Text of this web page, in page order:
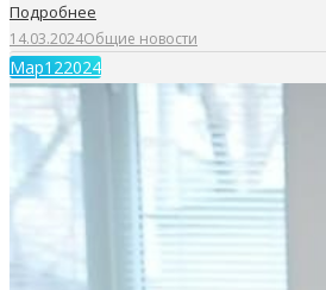
Подробнее
14.03.2024Общие новости
Мар122024